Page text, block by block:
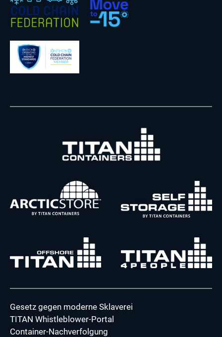
Gesetz gegen moderne Sklaverei
TITAN Whistleblower-Portal
Container-Nachverfolgung